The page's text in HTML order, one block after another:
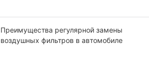
Преимущества регулярной замены
воздушных фильтров в автомобиле